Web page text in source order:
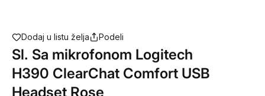
Dodaj u listu želja Podeli
Sl. Sa mikrofonom Logitech
H390 ClearChat Comfort USB
Headset Rose